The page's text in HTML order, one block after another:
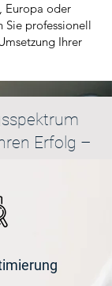
Europa oder
Sie professionell
Ihrer
Erfolg –